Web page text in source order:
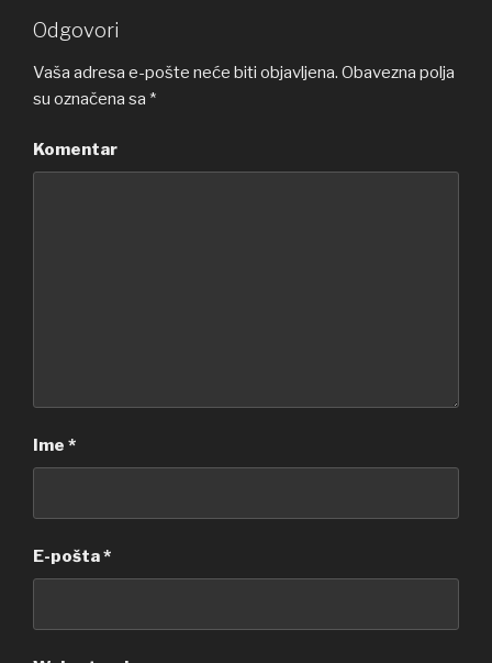
Odgovori
Vaša adresa e-pošte neće biti objavljena. Obavezna polja
su označena sa *
Komentar
Ime *
E-pošta*